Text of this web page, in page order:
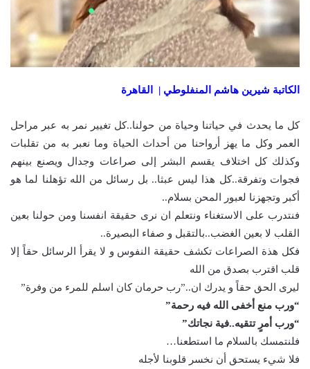
الكاتبة شيرين هاشم المنفلوطي | القاهرة
‏كل ما يحدث في حياتنا وحياة من حولنا..كل تغيير نمر به عبر مراحل
العمر وكل ما يهز أرواحنا من أحداث الحياة وما نعبر به من تقلبات
وكذلك كل اختلاف يقسم البشر إلى صراعات وجدال ويصنع بينهم
فجوات وتفرقة..كل هذا ليس عبثا.. بل رسائل من الله تؤهلنا لما هو
أكبر وتجهزنا لعبور المحن بسلام..
فنتدرب على الاستغناء ونتعلم ان نرى حقيقة انفسنا ومن حولنا بعين
القلب لا بعين الغضب..بالتقبل و صفاء البصيرة..
فكل هذة الصراعات تكشف حقيقة النفوس و لا يقرأ الرسائل حقاً إلا
قلب اقترب بصدق من الله
ليرى الحق حقاً و يدرك ان..”رب حرمان كان اسلم للمرء من وفرة”
“ورب منع أخفى الله فيه رحمة”
“ورب أمرٍ تتقيه..فية نجاتك”
فلنتمسك بالسلام ما استطعنا…
فلا شيء يستحق أن نخسر قلوبنا لأجله